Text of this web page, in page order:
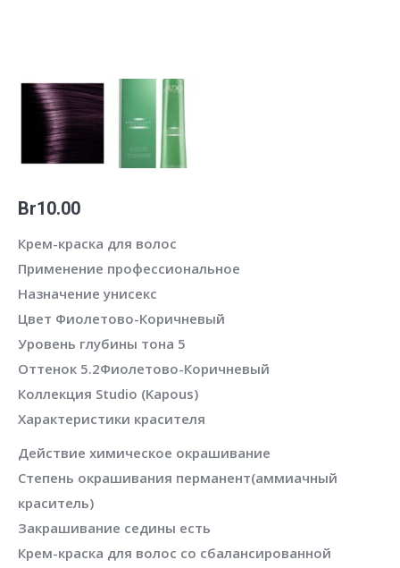
Br10.00
Крем-краска для волос
Применение профессиональное
Назначение унисекс
Цвет Фиолетово-Коричневый
Уровень глубины тона 5
Оттенок 5.2Фиолетово-Коричневый
Коллекция Studio (Kapous)
Характеристики красителя
Действие химическое окрашивание
Степень окрашивания перманент(аммиачный
краситель)
Закрашивание седины есть
Крем-краска для волос со сбалансированной